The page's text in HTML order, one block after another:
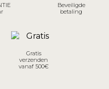
Beveiligde
betaling
Gratis
verzenden
vanaf 500€